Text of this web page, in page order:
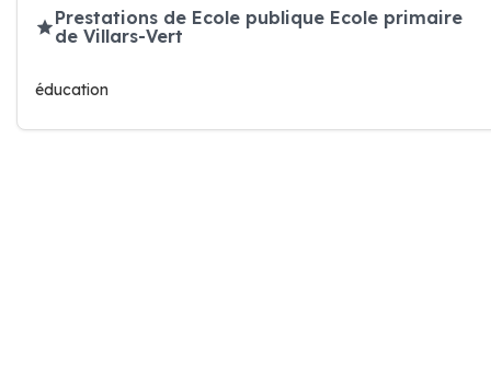
Prestations de Ecole publique Ecole primaire
de Villars-Vert
éducation